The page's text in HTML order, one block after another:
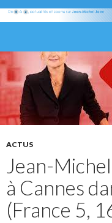
AU
CONTENU
ACTUS
Jean-
à Cannes
(France 5,